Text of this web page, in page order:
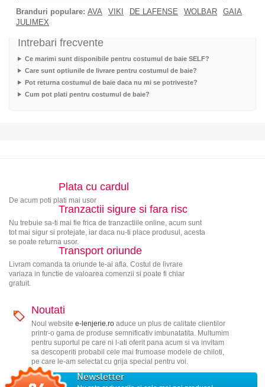
Branduri populare: AVA VIKI DE LAFENSE WOLBAR
GAIA
JULIMEX
Intrebari frecvente
Ce marimi sunt disponibile pentru costumul de baie SELF?
Care sunt optiunile de livrare pentru costumul de baie?
Pot returna costumul de baie daca nu mi se potriveste?
Cum pot plati pentru costumul de baie?
Plata cu cardul
De acum poti plati mai usor
Tranzactii sigure si fara risc
Nu trebuie sa-ti mai fie frica de tranzactiile online, acum sunt
tot mai sigur si protejate, iar daca nu-ti place produsul, acesta
se poate returna usor.
Transport oriunde
Livram comanda ta oriunde te-ai afla. Costul de livrare
variaza in functie de valoarea comenzii si poate fi chiar
gratuit.
Noutati
Noul website e-lenjerie.roaduce un plus de calitate clientilor
printr-o gama de produse semnificativ imbunatatita. Multumim
pentru suportul pe care ni l-ati oferit pana acum si va invitam
sa descoperiti probabil cele mai frumoase modele de chiloti,
pe care le-am selectat cu grija special pentru voi.
Newsletter